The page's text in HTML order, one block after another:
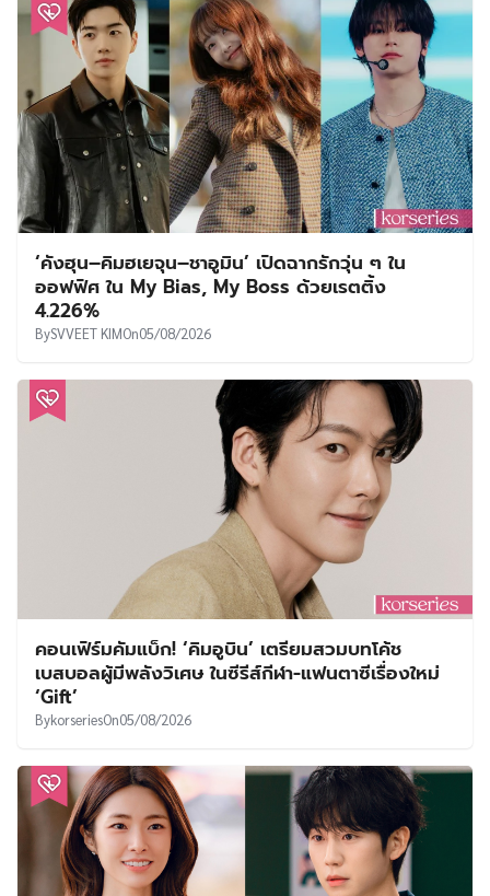
‘คังฮุน–คิมฮเยจุน–ชาอูมิน’ เปิดฉากรักวุ่น ๆ ใน
ออฟฟิศ ใน My Bias, My Boss ด้วยเรตติ้ง
4.226%
BySVVEET KIMOn05/08/2026
คอนเฟิร์มคัมแบ็ก! ‘คิมอูบิน’ เตรียมสวมบทโค้ช
เบสบอลผู้มีพลังวิเศษ ในซีรีส์กีฬา-แฟนตาซีเรื่องใหม่
‘Gift’
BykorseriesOn05/08/2026